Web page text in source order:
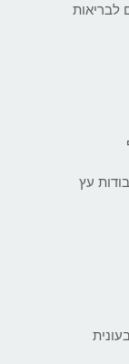
לבריאות
עץ